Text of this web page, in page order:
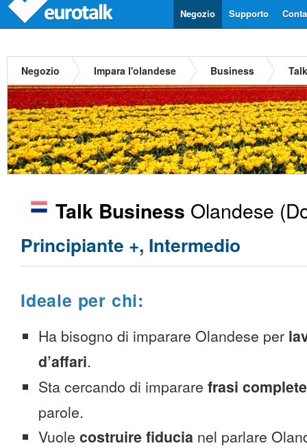
Supporto
Negozio
Negozio Impara l'olandese Business
Talk Business Olandese
Principiante +, Intermedio
Ideale per chi:
Ha bisogno di imparare Olandese per
d’affari.
Sta cercando di imparare frasi complete
parole.
Vuole costruire fiducia nel parlare